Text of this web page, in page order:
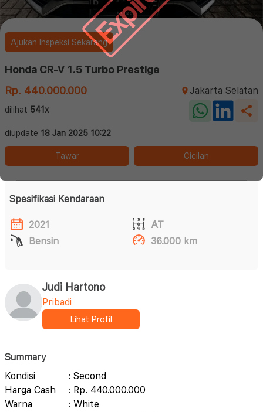
Ajukan Inspeksi Sekarang
Honda CR-V 1.5 Turbo Prestige
Rp. 440.000.000
Jakarta Selatan
dilihat 541x
diupdate 18 Jan 2025 10:22
Tawar Cicilan
Spesifikasi Kendaraan
2021
AT
Bensin
36.000 km
Judi Hartono
Pribadi
Lihat Profil
Summary
Kondisi
: Second
Harga Cash
: Rp. 440.000.000
Warna
: White